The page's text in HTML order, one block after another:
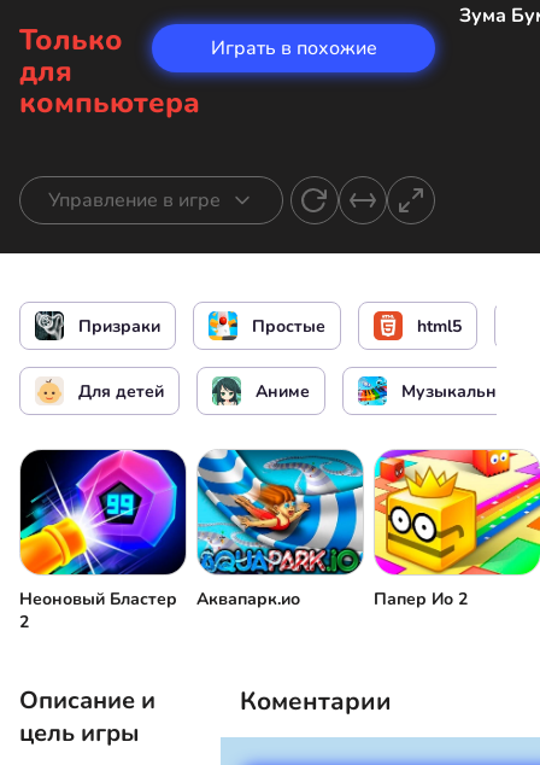
Только
для
компьютера
Играть в похожие
Зума
Управление в игре
Начать петь или
Запуск игры / Остановить игру / Выбор
уровня
Начать заново
Изменить громкость
Призраки Простые html5
Для детей Аниме Музыкальные
Неоновый Бластер
2
Аквапарк.ио Папер Ио 2
Описание и
цель игры
Коментарии